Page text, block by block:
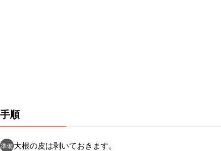
手順
準備 大根の皮は剥いておきます。